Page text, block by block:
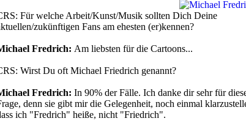
Für welche Arbeit/Kunst/Musik sollten Dich Deine
zukünftigen Fans am ehesten (er)kennen?
Fredrich: Am liebsten für die Cartoons...
Wirst Du oft Michael Friedrich genannt?
Fredrich: In 90% der Fälle. Ich danke dir sehr für
denn sie gibt mir die Gelegenheit, noch einmal
ich "Fredrich" heiße, nicht "Friedrich".